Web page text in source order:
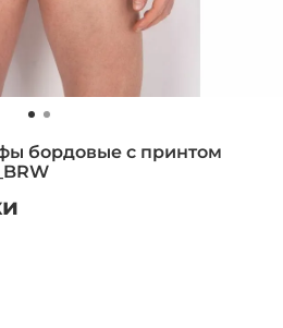
бордовые с принтом